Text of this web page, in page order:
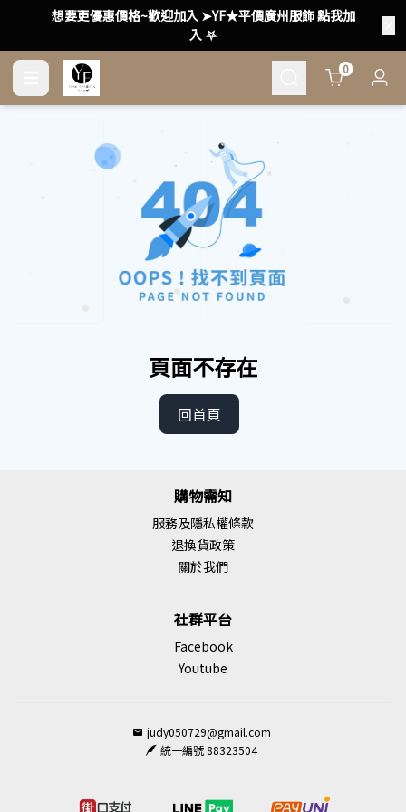
想要更優惠價格~歡迎加入 ➤YF★平價廣州服飾 點我加
入 ⛧
Cart0
頁面不存在
回首頁
購物需知
服務及隱私權條款
退換貨政策
關於我們
社群平台
Facebook
Youtube
judy050729@gmail.com
統一編號 88323504